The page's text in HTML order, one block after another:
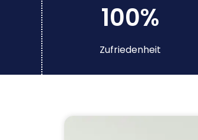
100%
Zufriedenheit